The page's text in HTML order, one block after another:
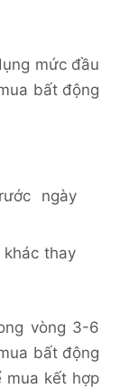
mức đầu
bất động
ngày
thay
vòng 3-6
bất động
mua kết hợp